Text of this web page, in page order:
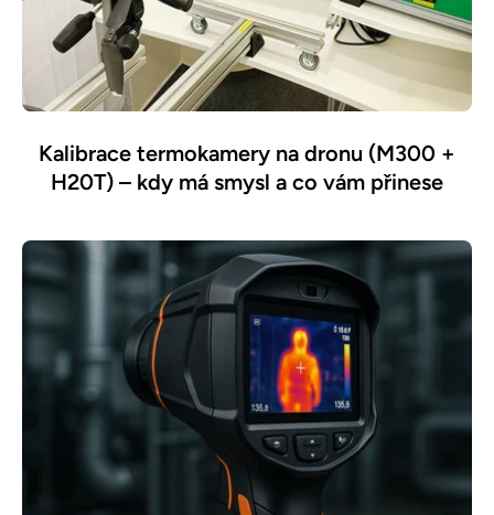
Kalibrace termokamery na dronu (M300 +
H20T) – kdy má smysl a co vám přinese